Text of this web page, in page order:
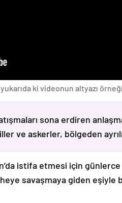
yukarıda ki videonun altyazı
sona erdiren
ve askerler, bölgeden
istifa etmesi için
savaşmaya giden